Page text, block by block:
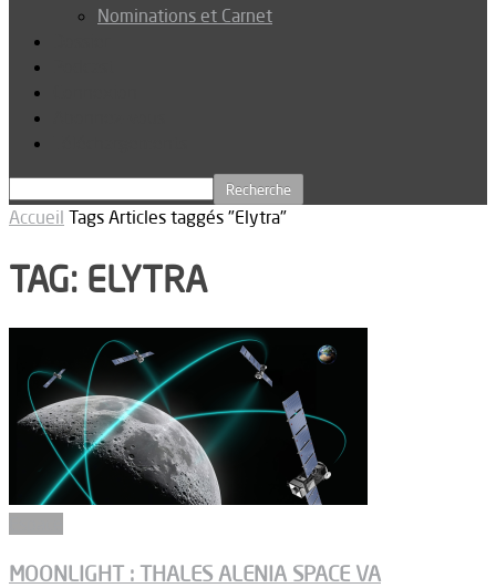
Nominations et Carnet
Accueil Tags Articles taggés "Elytra"
TAG: ELYTRA
MOONLIGHT : THALES ALENIA SPACE VA